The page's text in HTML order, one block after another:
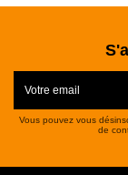
Vous pouvez vous
de